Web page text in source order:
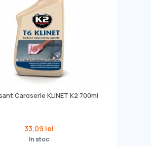
Caroserie KLINET K2 700ml
33,09 lei
In stoc